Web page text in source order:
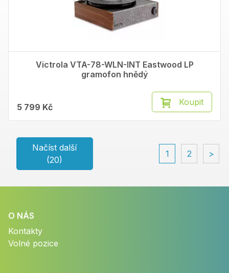
Victrola VTA-78-WLN-INT Eastwood LP
gramofon hnědý
5 799 Kč Koupit
Načíst další
(20)
1 2 >
O NÁS
Kontakty
Volné pozice